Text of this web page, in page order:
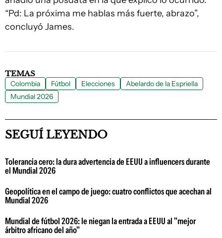
“Pd: La próxima me hablas más fuerte, abrazo”,
concluyó James.
TEMAS
Colombia Fútbol Elecciones
Abelardo de la Espriella
Mundial 2026
SEGUÍ LEYENDO
Tolerancia cero: la dura advertencia de EEUU a influencers durante
el Mundial 2026
Geopolítica en el campo de juego: cuatro conflictos que acechan al
Mundial 2026
Mundial de fútbol 2026: le niegan la entrada a EEUU al "mejor
árbitro africano del año"